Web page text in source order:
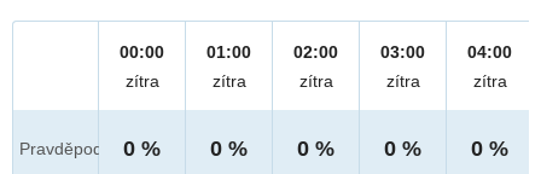
Pravděpod.
00:00
zítra
0 %
01:00
zítra
0 %
02:00
zítra
0 %
03:00
zítra
0 %
04:00
zítra
0 %